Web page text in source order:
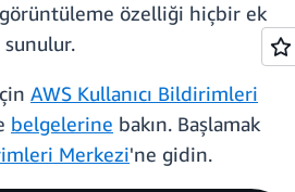
görüntüleme özelliği hiçbir ek
AWS Kullanıcı Bildirimleri
belgelerine bakın. Başlamak
Merkezi'ne gidin.